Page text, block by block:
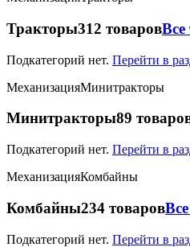
Тракторы312 товаров
Подкатегорий нет. Перейти в
МеханизацияМинитракторы
Минитракторы89
Подкатегорий нет. Перейти в
МеханизацияКомбайны
Комбайны234 товаров
Подкатегорий нет. Перейти в